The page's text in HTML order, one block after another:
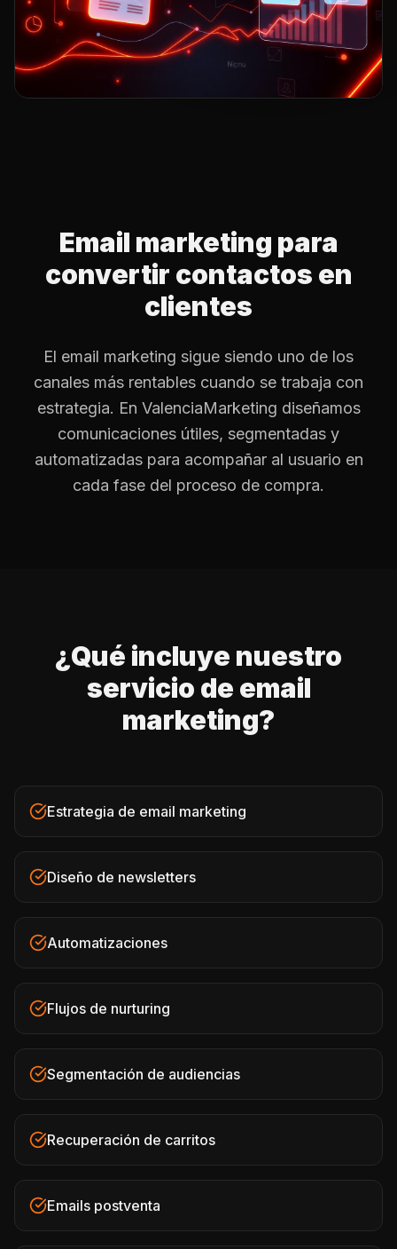
Email marketing para
convertir contactos en
clientes
El email marketing sigue siendo uno de los
canales más rentables cuando se trabaja con
estrategia. En ValenciaMarketing diseñamos
comunicaciones útiles, segmentadas y
automatizadas para acompañar al usuario en
cada fase del proceso de compra.
¿Qué incluye nuestro
servicio de email
marketing?
Estrategia de email marketing
Diseño de newsletters
Automatizaciones
Flujos de nurturing
Segmentación de audiencias
Recuperación de carritos
Emails postventa